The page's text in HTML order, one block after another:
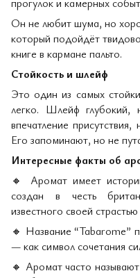
Он не любит шума, но
который подойдёт
книге в кармане пальто.
Стойкость и шлейф
Это один из самых
легко. Шлейф глубокий,
впечатление
Его запоминают, но не
Интересные факты об
🔸
Аромат имеет
создан в честь
известного своей
🔸 Название “Tabarome”
— как символ сочетания
🔸 Аромат часто